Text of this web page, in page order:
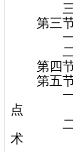
三、产
第三节
一、
二、影
第四节
第五节
一、
点
二、
术